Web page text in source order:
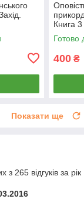
Книга 3
Готово
400 ₴
Показати ще
з 265 відгуків за рік